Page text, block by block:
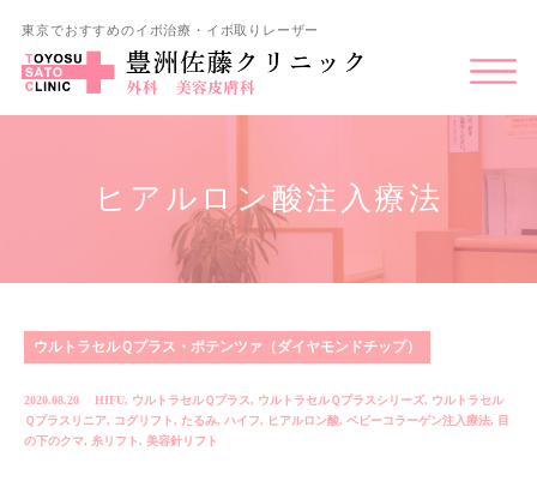
東京でおすすめのイボ治療・イボ取りレーザー
ヒアルロン酸注入療法
ウルトラセルＱプラス・ポテンツァ（ダイヤモンドチップ）
2020.08.20 HIFU, ウルトラセルＱプラス, ウルトラセルＱプラスシリーズ, ウルトラセル
Ｑプラスリニア, コグリフト, たるみ, ハイフ, ヒアルロン酸, ベビーコラーゲン注入療法, 目
の下のクマ, 糸リフト, 美容針リフト